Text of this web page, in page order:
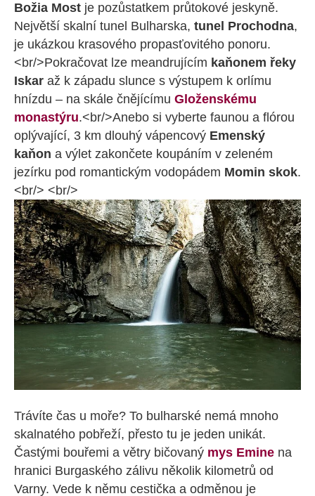
Božia Most je pozůstatkem průtokové jeskyně.
Největší skalní tunel Bulharska, tunel Prochodna,
je ukázkou krasového propasťovitého ponoru.
<br/>Pokračovat lze meandrujícím kaňonem řeky
Iskar až k západu slunce s výstupem k orlímu
hnízdu – na skále čnějícímu Gloženskému
monastýru.<br/>Anebo si vyberte faunou a flórou
oplývající, 3 km dlouhý vápencový Emenský
kaňon a výlet zakončete koupáním v zeleném
jezírku pod romantickým vodopádem Momin skok.
<br/> <br/>
Trávíte čas u moře? To bulharské nemá mnoho
skalnatého pobřeží, přesto tu je jeden unikát.
Častými bouřemi a větry bičovaný mys Emine na
hranici Burgaského zálivu několik kilometrů od
Varny. Vede k němu cestička a odměnou je